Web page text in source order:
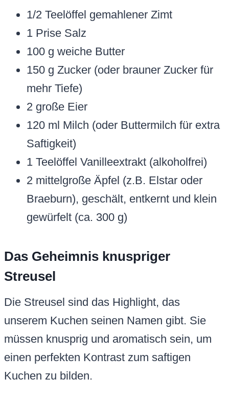
1/2 Teelöffel gemahlener Zimt
1 Prise Salz
100 g weiche Butter
150 g Zucker (oder brauner Zucker für
mehr Tiefe)
2 große Eier
120 ml Milch (oder Buttermilch für extra
Saftigkeit)
1 Teelöffel Vanilleextrakt (alkoholfrei)
2 mittelgroße Äpfel (z.B. Elstar oder
Braeburn), geschält, entkernt und klein
gewürfelt (ca. 300 g)
Das Geheimnis knuspriger
Streusel
Die Streusel sind das Highlight, das
unserem Kuchen seinen Namen gibt. Sie
müssen knusprig und aromatisch sein, um
einen perfekten Kontrast zum saftigen
Kuchen zu bilden.